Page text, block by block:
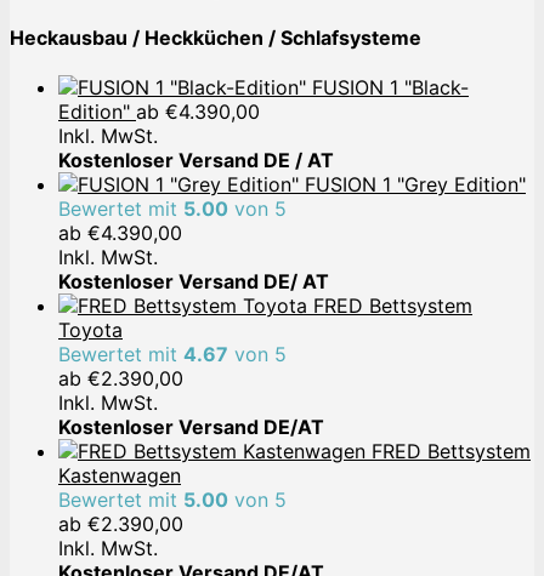
Heckausbau / Heckküchen / Schlafsysteme
FUSION 1 "Black-
Edition" ab €4.390,00
Inkl. MwSt.
Kostenloser Versand DE / AT
FUSION 1 "Grey Edition"
Bewertet mit 5.00 von 5
ab €4.390,00
Inkl. MwSt.
Kostenloser Versand DE/ AT
FRED Bettsystem
Toyota
Bewertet mit 4.67 von 5
ab €2.390,00
Inkl. MwSt.
Kostenloser Versand DE/AT
FRED Bettsystem
Kastenwagen
Bewertet mit 5.00 von 5
ab €2.390,00
Inkl. MwSt.